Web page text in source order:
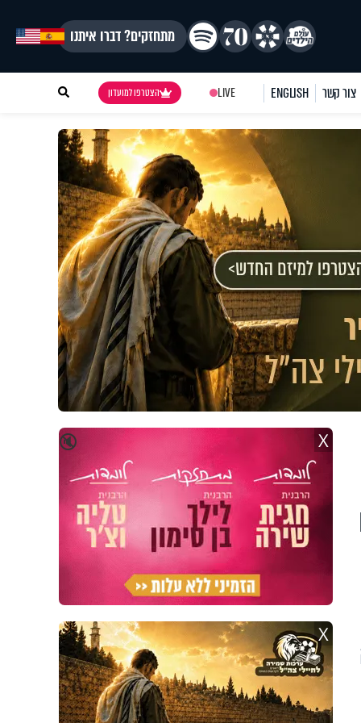
מתחזקים? דברו איתנו
צור קשר ENGLISH
LIVE הצטרפו למועדון
🔇 X
X